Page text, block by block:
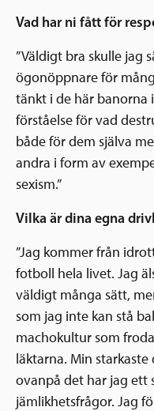
Vad har ni fått för
”Väldigt bra skulle jag
ögonöppnare för
tänkt i de här banorna
förståelse för vad
både för dem själva
andra i form av
sexism.”
Vilka är dina egna
”Jag kommer från
fotboll hela livet. Jag
väldigt många sätt,
som jag inte kan stå
machokultur som
läktarna. Min
ovanpå det har jag ett
jämlikhetsfrågor. Jag